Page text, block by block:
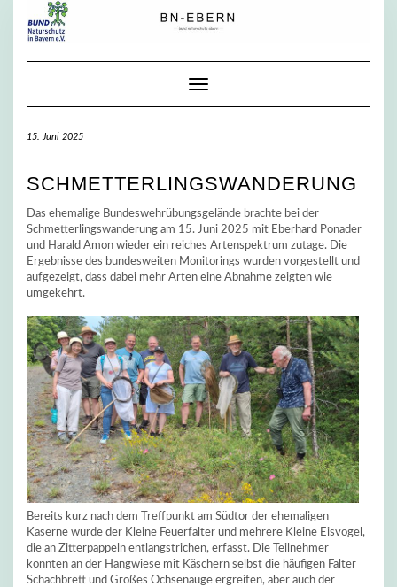
content
Toggle Navigation
15. Juni 2025
SCHMETTERLINGSWANDERUNG
Das ehemalige Bundeswehrübungsgelände brachte bei der
Schmetterlingswanderung am 15. Juni 2025 mit Eberhard Ponader
und Harald Amon wieder ein reiches Artenspektrum zutage. Die
Ergebnisse des bundesweiten Monitorings wurden vorgestellt und
aufgezeigt, dass dabei mehr Arten eine Abnahme zeigten wie
umgekehrt.
Bereits kurz nach dem Treffpunkt am Südtor der ehemaligen
Kaserne wurde der Kleine Feuerfalter und mehrere Kleine Eisvogel,
die an Zitterpappeln entlangstrichen, erfasst. Die Teilnehmer
konnten an der Hangwiese mit Käschern selbst die häufigen Falter
Schachbrett und Großes Ochsenauge ergreifen, aber auch der